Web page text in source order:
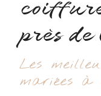
près
Les
mariées à